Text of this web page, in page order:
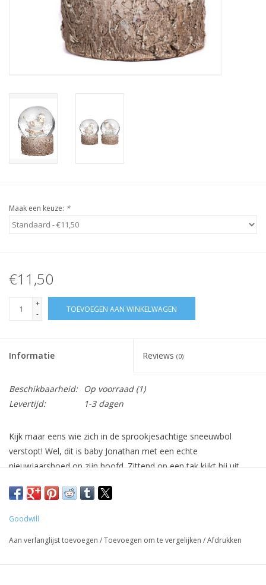
Maak een keuze: *
€11,50
+
-
TOEVOEGEN AAN WINKELWAGEN
Informatie Reviews (0)
Beschikbaarheid: Op voorraad(1)
Levertijd:
1-3 dagen
Kijk maar eens wie zich in de sprookjesachtige sneeuwbol
verstopt! Wel, dit is baby Jonathan met een echte
nieuwjaarshoed op zijn hoofd. Zittend op een tak kijkt hij uit
gaan. Twijfel niet, ze zullen heel snel beginnen, zeker voor het
bewonderen die langzaam en sierlijk naar beneden vallen.
Goodwill
Aan verlanglijst toevoegen /Toevoegen om te vergelijken /Afdrukken